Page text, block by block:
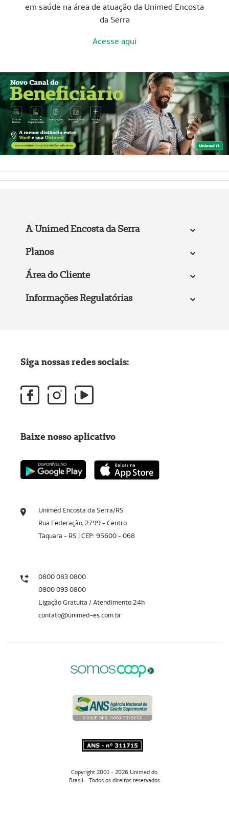
em saúde na área de atuação da Unimed Encosta
da Serra
Acesse aqui
A Unimed Encosta da Serra
Planos
Área do Cliente
Informações Regulatórias
Unimed Encosta da Serra/RS
Rua Federação, 2799 - Centro
Taquara - RS | CEP: 95600 - 068
0800 083 0800
0800 093 0800
Ligação Gratuita / Atendimento 24h
contato@unimed-es.com.br
Siga nossas redes sociais:
Baixe nosso aplicativo
Copyright 2001 - 2026 Unimed do
Brasil - Todos os direitos reservados